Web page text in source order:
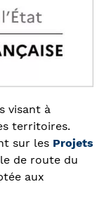
visant à
territoires.
sur les Projets
de route du
aux